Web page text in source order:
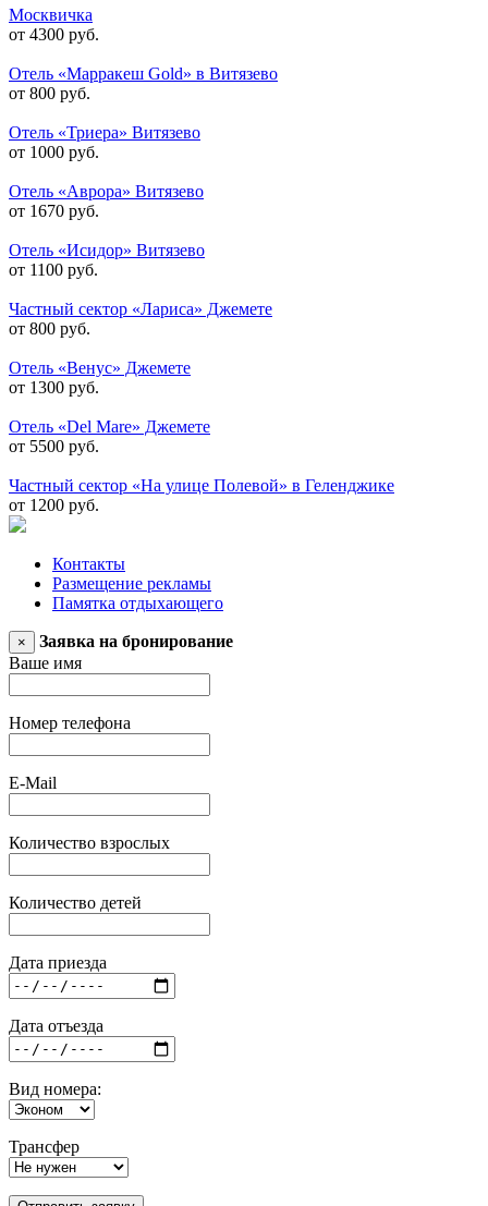
Москвичка
от 4300 руб.
Отель «Марракеш Gold» в Витязево
от 800 руб.
Отель «Триера» Витязево
от 1000 руб.
Отель «Аврора» Витязево
от 1670 руб.
Отель «Исидор» Витязево
от 1100 руб.
Частный сектор «Лариса» Джемете
от 800 руб.
Отель «Венус» Джемете
от 1300 руб.
Отель «Del Mare» Джемете
от 5500 руб.
Частный сектор «На улице Полевой» в Геленджике
от 1200 руб.
Контакты
Размещение рекламы
Памятка отдыхающего
×
Заявка на бронирование
Ваше имя
Номер телефона
E-Mail
Количество взрослых
Количество детей
Дата приезда
Дата отъезда
Вид номера:
Трансфер